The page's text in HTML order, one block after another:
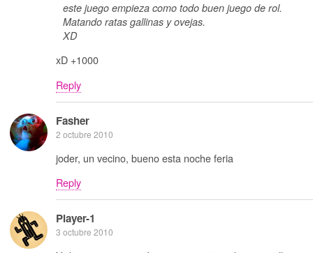
este juego empieza como todo buen juego de rol.
Matando ratas gallinas y ovejas.
XD
xD +1000
Reply
Fasher
2 octubre 2010
joder, un vecino, bueno esta noche feria
Reply
Player-1
3 octubre 2010